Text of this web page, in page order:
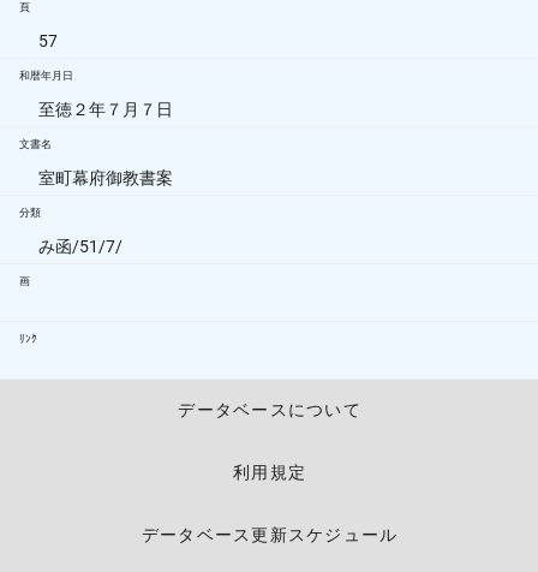
頁
57
和暦年月日
至徳２年７月７日
文書名
室町幕府御教書案
分類
み函/51/7/
画
ﾘﾝｸ
データベースについて
利用規定
データベース更新スケジュール